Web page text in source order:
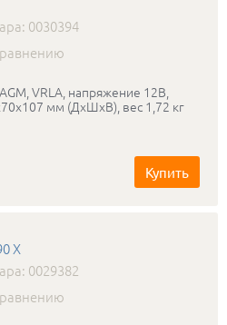
0030394
VRLA, напряжение 12В,
мм (ДхШхВ), вес 1,72 кг
Купить
X
0029382